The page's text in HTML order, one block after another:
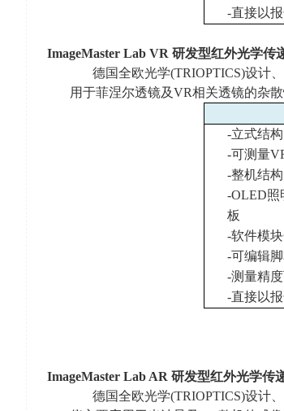
-直接以
ImageMaster Lab VR 研发型红外光学传
德国全欧光学(TRIOPTICS)设计
用于菲涅尔透镜及VR相关透镜的杂
-立式结构
-可测量
-整机结
-OLED照
板
-软件模
-可编辑
-测量精
-直接以
ImageMaster Lab AR 研发型红外光学传
德国全欧光学(TRIOPTICS)设计